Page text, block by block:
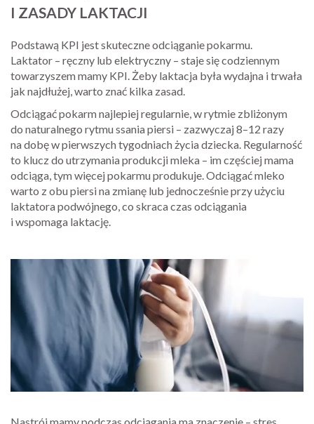
I ZASADY LAKTACJI
Podstawą KPI jest skuteczne odciąganie pokarmu.
Laktator – ręczny lub elektryczny – staje się codziennym
towarzyszem mamy KPI. Żeby laktacja była wydajna i trwała
jak najdłużej, warto znać kilka zasad.
Odciągać pokarm najlepiej regularnie, w rytmie zbliżonym
do naturalnego rytmu ssania piersi – zazwyczaj 8–12 razy
na dobę w pierwszych tygodniach życia dziecka. Regularność
to klucz do utrzymania produkcji mleka – im częściej mama
odciąga, tym więcej pokarmu produkuje. Odciągać mleko
warto z obu piersi na zmianę lub jednocześnie przy użyciu
laktatora podwójnego, co skraca czas odciągania
i wspomaga laktację.